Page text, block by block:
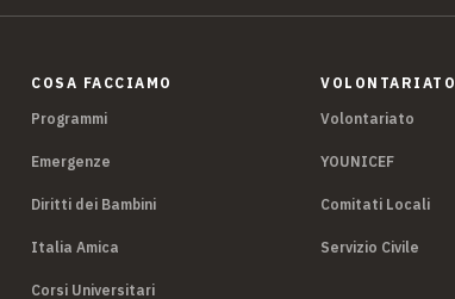
COSA FACCIAMO
Programmi
Emergenze
Diritti dei Bambini
Italia Amica
Corsi Universitari
VOLONTARIATO
Volontariato
YOUNICEF
Comitati Locali
Servizio Civile